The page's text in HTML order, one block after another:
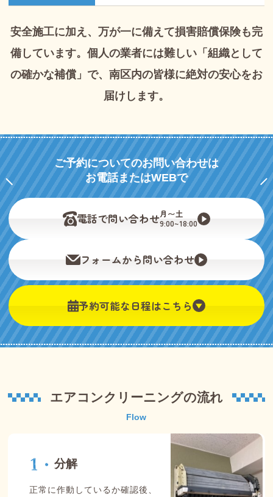
安全施工に加え、万が一に備えて損害賠償保険も完
備しています。 個人の業者には難しい「組織として
の確かな補償」で、 南区内の皆様に絶対の安心をお
届けします。
ご予約についてのお問い合わせは
お電話またはWEBで
電話で問い合わせ月〜土
9:00~18:00
フォームから問い合わせ
予約可能な日程はこちら
エアコンクリーニングの流れ
Flow
分解
正常に作動しているか確認後、